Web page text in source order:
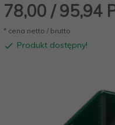
78,00 / 95,94
* cena netto / brutto
Produkt dostępny!